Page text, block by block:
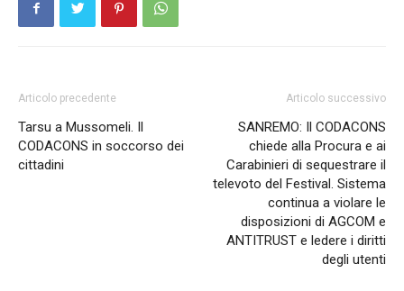
Articolo precedente
Tarsu a Mussomeli. Il
CODACONS in soccorso dei
cittadini
Articolo successivo
SANREMO: Il CODACONS
chiede alla Procura e ai
Carabinieri di sequestrare il
televoto del Festival. Sistema
continua a violare le
disposizioni di AGCOM e
ANTITRUST e ledere i diritti
degli utenti